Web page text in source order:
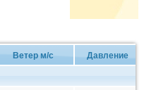
Ветер м/с Давление